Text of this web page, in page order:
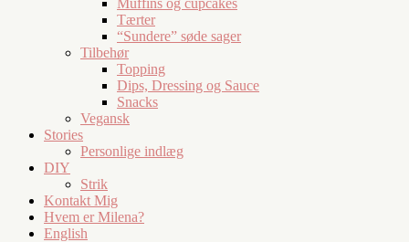
Tærter
“Sundere” søde sager
Tilbehør
Topping
Dips, Dressing og Sauce
Snacks
Vegansk
Stories
Personlige indlæg
DIY
Strik
Kontakt Mig
Hvem er Milena?
English